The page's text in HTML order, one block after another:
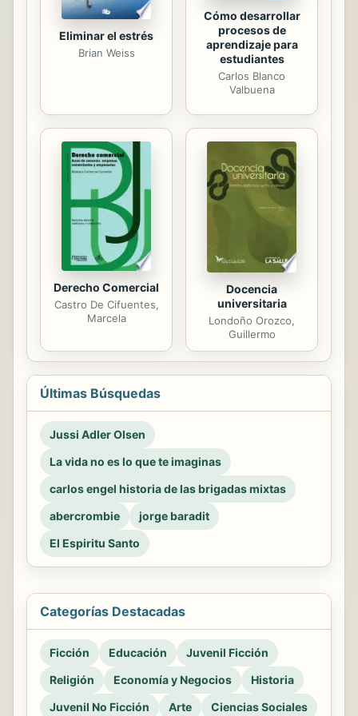
Eliminar el estrés
Brian Weiss
Cómo desarrollar
procesos de
aprendizaje para
estudiantes
Carlos Blanco
Valbuena
Derecho Comercial
Castro De Cifuentes,
Marcela
Docencia
universitaria
Londoño Orozco,
Guillermo
Últimas Búsquedas
Jussi Adler Olsen
La vida no es lo que te imaginas
carlos engel historia de las brigadas mixtas
abercrombie
jorge baradit
El Espiritu Santo
Categorías Destacadas
Ficción Educación
Juvenil Ficción
Religión
Economía y Negocios
Historia
Juvenil No Ficción
Arte Ciencias Sociales